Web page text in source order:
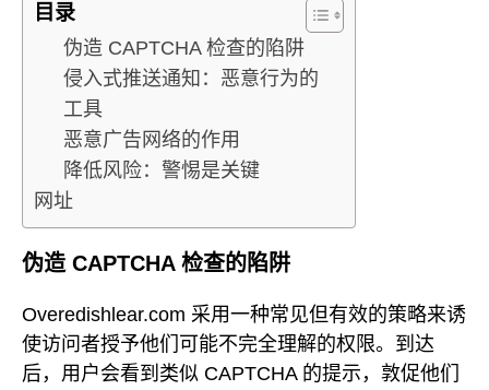
目录
伪造 CAPTCHA 检查的陷阱
侵入式推送通知：恶意行为的
工具
恶意广告网络的作用
降低风险：警惕是关键
网址
伪造 CAPTCHA 检查的陷阱
Overedishlear.com 采用一种常见但有效的策略来诱
使访问者授予他们可能不完全理解的权限。到达
后，用户会看到类似 CAPTCHA 的提示，敦促他们